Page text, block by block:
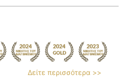
Δείτε περισσότερα >>